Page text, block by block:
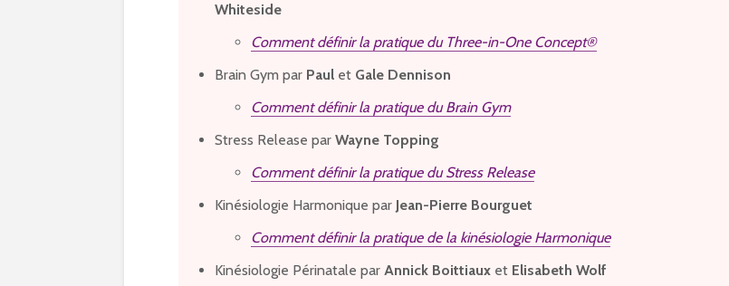
Whiteside
Comment définir la pratique du Three-in-One Concept®
Brain Gym par Paul et Gale Dennison
Comment définir la pratique du Brain Gym
Stress Release par Wayne Topping
Comment définir la pratique du Stress Release
Kinésiologie Harmonique par Jean-Pierre Bourguet
Comment définir la pratique de la kinésiologie Harmonique
Kinésiologie Périnatale par Annick Boittiaux et Elisabeth Wolf